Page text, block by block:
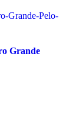
Grande